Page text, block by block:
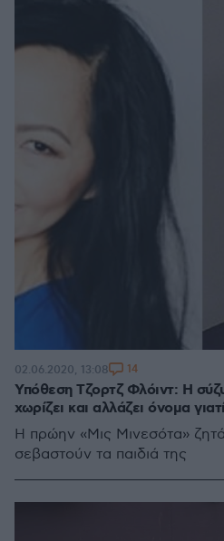
Υπόθεση Τζορτζ Φλόιντ: H
χωρίζει και αλλάζει όνομα
Η πρώην «Μις Μινεσότα»
σεβαστούν τα παιδιά της
02.06.2020, 13:08 14